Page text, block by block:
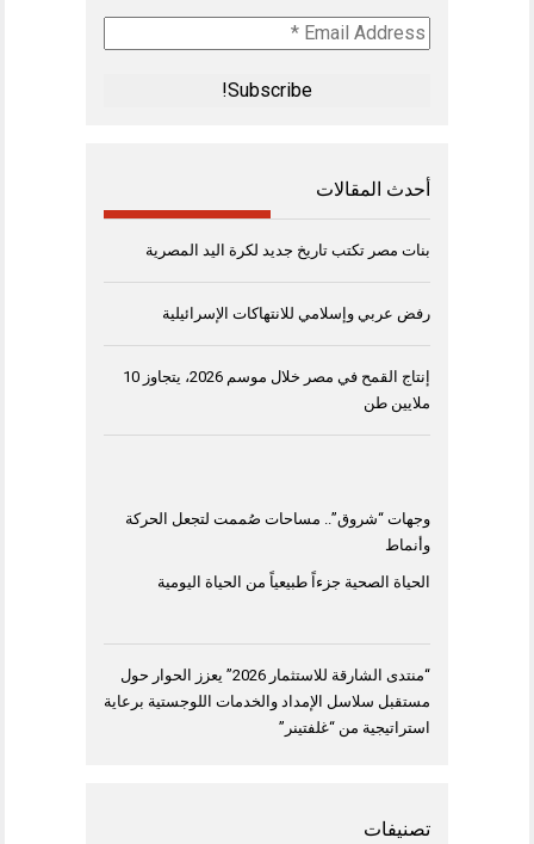
Email
Address
أحدث المقالات
بنات مصر تكتب تاريخ جديد لكرة اليد المصرية
رفض عربي وإسلامي للانتهاكات الإسرائيلية
إنتاج القمح في مصر خلال موسم 2026، يتجاوز 10
ملايين طن
وجهات “شروق”.. مساحات صُممت لتجعل الحركة
وأنماط
الحياة الصحية جزءاً طبيعياً من الحياة اليومية
“منتدى الشارقة للاستثمار 2026” يعزز الحوار حول
مستقبل سلاسل الإمداد والخدمات اللوجستية برعاية
استراتيجية من “غلفتينر”
تصنيفات